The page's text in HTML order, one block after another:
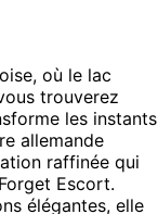
où le lac
trouverez
les instants
allemande
raffinée qui
Escort.
élégantes, elle